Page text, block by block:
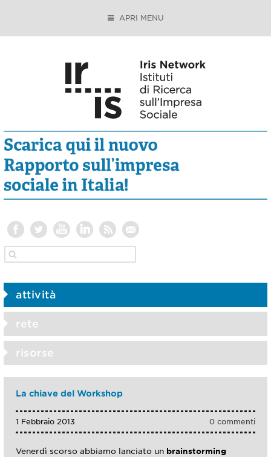
APRI MENU
attività
rete
risorse
La chiave del Workshop
0 commenti
1 Febbraio 2013
Venerdì scorso abbiamo lanciato un brainstorming